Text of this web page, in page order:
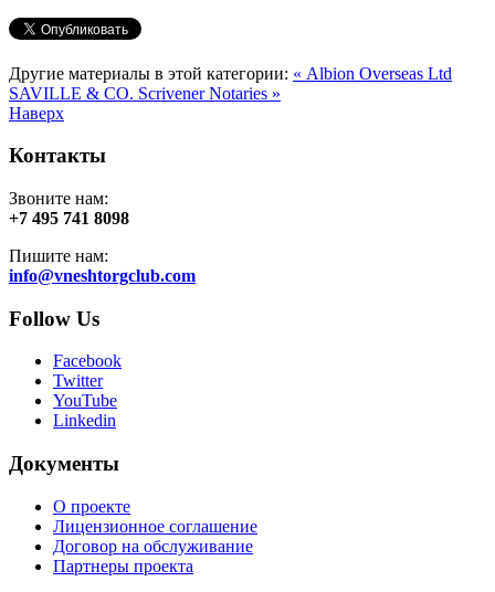
Другие материалы в этой категории: « Albion Overseas Ltd
SAVILLE & CO. Scrivener Notaries »
Наверх
Контакты
Звоните нам:
+7 495 741 8098
Пишите нам:
info@vneshtorgclub.com
Follow Us
Facebook
Twitter
YouTube
Linkedin
Документы
О проекте
Лицензионное соглашение
Договор на обслуживание
Партнеры проекта